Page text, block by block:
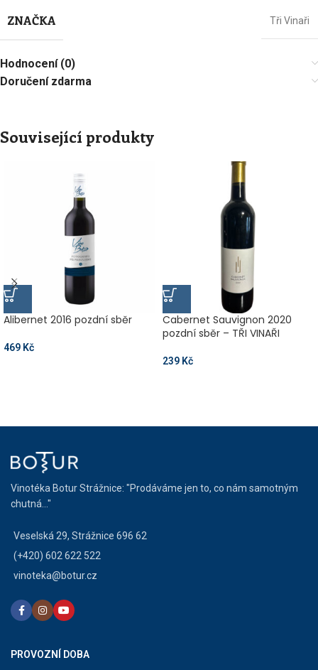
ZNAČKA Tři Vinaři
Hodnocení (0)
Doručení zdarma
Související produkty
Alibernet 2016 pozdní sběr
469 Kč
Cabernet Sauvignon 2020
pozdní sběr – TŘI VINAŘI
239 Kč
Vinotéka Botur Strážnice: "Prodáváme jen to, co nám samotným
chutná..."
Veselská 29, Strážnice 696 62
(+420) 602 622 522
vinoteka@botur.cz
PROVOZNÍ DOBA